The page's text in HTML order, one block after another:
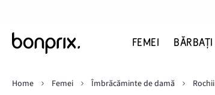
FEMEI BĂRBAŢI
Home
Femei Îmbrăcăminte de damă Rochii